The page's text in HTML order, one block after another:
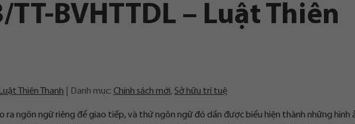
BVHTTDL – Luật Thiên
Luật Thiên Thanh Danh mục: Chính sách mới, Sở hữu trí tuệ
ra ngôn ngữ riêng để giao tiếp, và thứ ngôn ngữ đó dần được biểu hiện thành những hình